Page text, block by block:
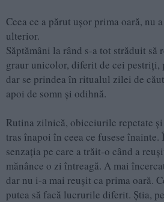
Ceea ce a părut ușor prima oară, nu
ulterior.
Săptămâni la rând s-a tot străduit să
graur unicolor, diferit de cei pestriți,
dar se prindea în ritualul zilei de
apoi de somn și odihnă.
Rutina zilnică, obiceiurile repetate
tras înapoi în ceea ce fusese înainte.
senzația pe care a trăit-o când a
mănânce o zi întreagă. A mai
dar nu i-a mai reușit ca prima oară.
putea să facă lucrurile diferit. Știa,